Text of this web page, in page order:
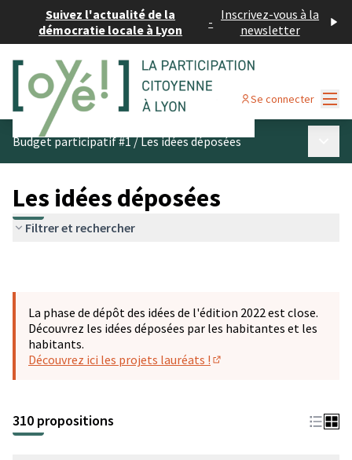
Suivez l'actualité de la
démocratie locale à Lyon
- Inscrivez-vous à la
newsletter
Se connecter
Budget participatif #1/Les idées déposées
Les idées déposées
Filtrer et rechercher
La phase de dépôt des idées de l'édition 2022 est close.
Découvrez les idées déposées par les habitantes et les
habitants.
Découvrez ici les projets lauréats !
310 propositions